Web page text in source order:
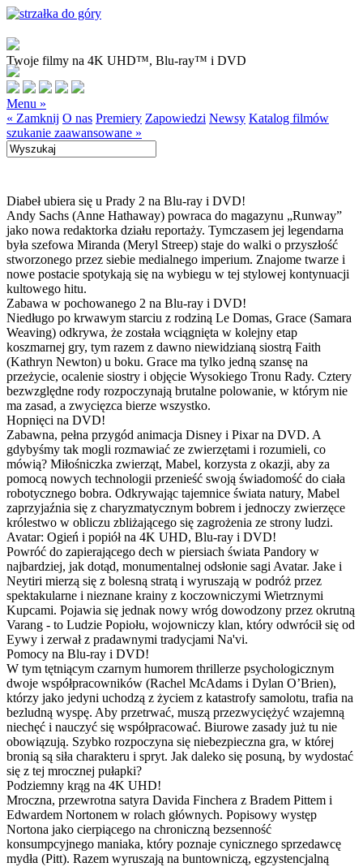
Twoje filmy na 4K UHD™, Blu-ray™ i DVD
Menu »
« Zamknij O nas Premiery Zapowiedzi Newsy Katalog filmów
szukanie zaawansowane »
Diabeł ubiera się u Prady 2 na Blu-ray i DVD!
Andy Sachs (Anne Hathaway) powraca do magazynu „Runway”
jako nowa redaktorka działu reportaży. Tymczasem jej legendarna
była szefowa Miranda (Meryl Streep) staje do walki o przyszłość
stworzonego przez siebie medialnego imperium. Znajome twarze i
nowe postacie spotykają się na wybiegu w tej stylowej kontynuacji
kultowego hitu.
Zabawa w pochowanego 2 na Blu-ray i DVD!
Niedługo po krwawym starciu z rodziną Le Domas, Grace (Samara
Weaving) odkrywa, że została wciągnięta w kolejny etap
koszmarnej gry, tym razem z dawno niewidzianą siostrą Faith
(Kathryn Newton) u boku. Grace ma tylko jedną szansę na
przeżycie, ocalenie siostry i objęcie Wysokiego Tronu Rady. Cztery
bezwzględne rody rozpoczynają brutalne polowanie, w którym nie
ma zasad, a zwycięzca bierze wszystko.
Hopnięci na DVD!
Zabawna, pełna przygód animacja Disney i Pixar na DVD. A
gdybyśmy tak mogli rozmawiać ze zwierzętami i rozumieli, co
mówią? Miłośniczka zwierząt, Mabel, korzysta z okazji, aby za
pomocą nowych technologii przenieść swoją świadomość do ciała
robotycznego bobra. Odkrywając tajemnice świata natury, Mabel
zaprzyjaźnia się z charyzmatycznym bobrem i jednoczy zwierzęce
królestwo w obliczu zbliżającego się zagrożenia ze strony ludzi.
Avatar: Ogień i popiół na 4K UHD, Blu-ray i DVD!
Powróć do zapierającego dech w piersiach świata Pandory w
najbardziej, jak dotąd, monumentalnej odsłonie sagi Avatar. Jake i
Neytiri mierzą się z bolesną stratą i wyruszają w podróż przez
spektakularne i nieznane krainy z koczowniczymi Wietrznymi
Kupcami. Pojawia się jednak nowy wróg dowodzony przez okrutną
Varang - to Ludzie Popiołu, wojowniczy klan, który odwrócił się od
Eywy i zerwał z pradawnymi tradycjami Na'vi.
Pomocy na Blu-ray i DVD!
W tym tętniącym czarnym humorem thrillerze psychologicznym
dwoje współpracowników (Rachel McAdams i Dylan O’Brien),
którzy jako jedyni uchodzą z życiem z katastrofy samolotu, trafia na
bezludną wyspę. Aby przetrwać, muszą przezwyciężyć wzajemną
niechęć i nauczyć się współpracować. Biurowe zasady już tu nie
obowiązują. Szybko rozpoczyna się niebezpieczna gra, w której
bronią są siła charakteru i spryt. Jak daleko się posuną, by wydostać
się z tej mrocznej pułapki?
Podziemny krąg na 4K UHD!
Mroczna, przewrotna satyra Davida Finchera z Bradem Pittem i
Edwardem Nortonem w rolach głównych. Popisowy występ
Nortona jako cierpiącego na chroniczną bezsenność
konsumpcyjnego maniaka, który poznaje cynicznego sprzedawcę
mydła (Pitt). Razem wyruszają na buntowniczą, egzystencjalną